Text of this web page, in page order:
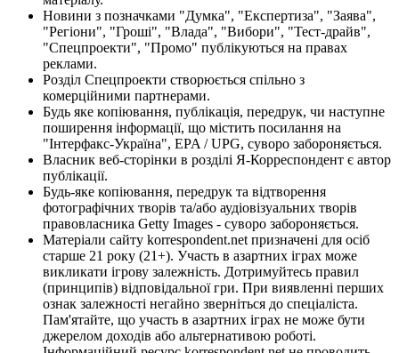
Новини з позначками "Думка", "Експертиза", "Заява",
"Регіони", "Гроші", "Влада", "Вибори", "Тест-драйв",
"Спецпроекти", "Промо" публікуються на правах
реклами.
Розділ Спецпроекти створюється спільно з
комерційними партнерами.
Будь яке копіювання, публікація, передрук, чи наступне
поширення інформації, що містить посилання на
"Інтерфакс-Україна", EPA / UPG, суворо забороняється.
Власник веб-сторінки в розділі Я-Корреспондент є автор
публікації.
Будь-яке копіювання, передрук та відтворення
фотографічних творів та/або аудіовізуальних творів
правовласника Getty Images - суворо забороняється.
Матеріали сайту korrespondent.net призначені для осіб
старше 21 року (21+). Участь в азартних іграх може
викликати ігрову залежність. Дотримуйтесь правил
(принципів) відповідальної гри. При виявленні перших
ознак залежності негайно зверніться до спеціаліста.
Пам'ятайте, що участь в азартних іграх не може бути
джерелом доходів або альтернативою роботі.